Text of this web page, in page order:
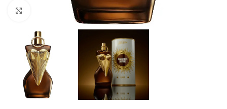
Натисніть, щоб збільшити